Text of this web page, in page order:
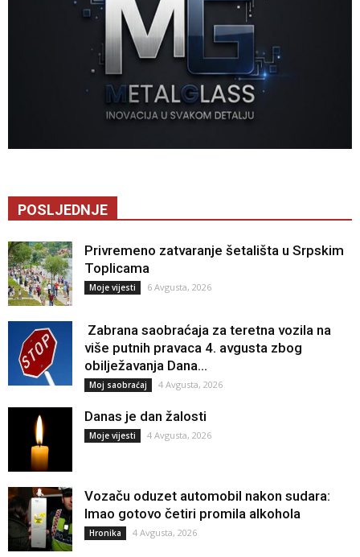
POSLJEDNJE
Privremeno zatvaranje šetališta u Srpskim
Toplicama
Moje vijesti 6 Avgusta, 2026
Zabrana saobraćaja za teretna vozila na
više putnih pravaca 4. avgusta zbog
obilježavanja Dana...
Moj saobraćaj 4 Avgusta, 2026
Danas je dan žalosti
Moje vijesti 4 Avgusta, 2026
Vozaču oduzet automobil nakon sudara:
Imao gotovo četiri promila alkohola
Hronika 4 Avgusta, 2026